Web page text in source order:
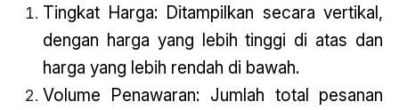
Tingkat Harga: Ditampilkan secara vertikal,
dengan harga yang lebih tinggi di atas dan
harga yang lebih rendah di bawah.
Volume Penawaran: Jumlah total pesanan